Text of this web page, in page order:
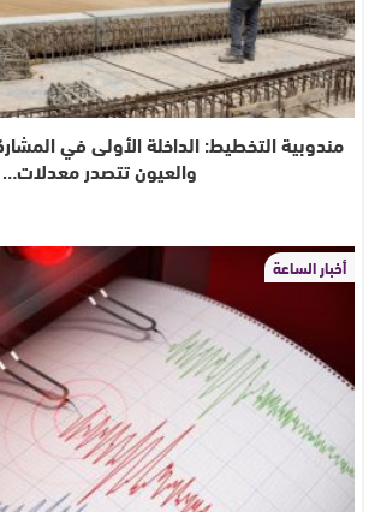
مندوبية التخطيط: الداخلة الأولى في
والعيون تتصدر معدلات…
أخبار الساعة